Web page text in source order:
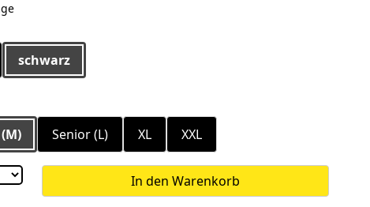
schwarz
Senior (L) XL XXL
In den Warenkorb